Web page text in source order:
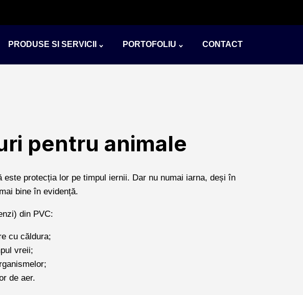
PRODUSE SI SERVICII PORTOFOLIU CONTACT
pentru animale
protecția lor pe timpul iernii. Dar nu numai iarna, deși în
bine în evidență.
din PVC:
cu căldura;
vreii;
de aer.